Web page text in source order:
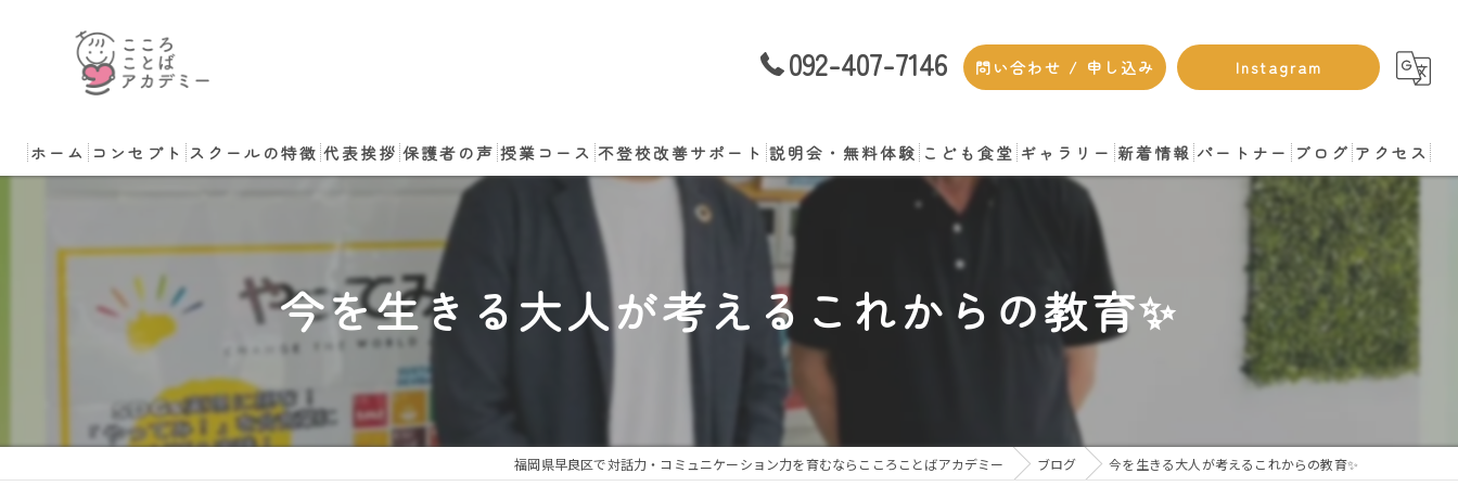
092-407-7146 問い合わせ / 申し込み Instagram
ホーム コンセプト スクールの特徴
中学生
非認知能力
コーチング
体験
代表挨拶
講師のご依頼・ご相談
保護者の声 授業コース 不登校改善サポート 説明会・無料体験 こども食堂 ギャラリー 新着情報 パートナー ブログ アクセス
今を生きる大人が考えるこれからの教育✨
福岡県早良区で対話力・コミュニケーション力を育むならこころことばアカデミー ブログ 今を生きる大人が考えるこれからの教育✨